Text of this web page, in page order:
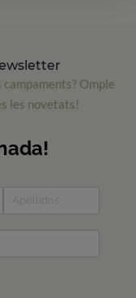
Omple
les novetats!